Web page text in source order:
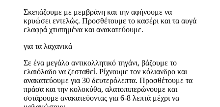
Σκεπάζουμε με μεμβράνη και την αφήνουμε να
κρυώσει εντελώς. Προσθέτουμε το κασέρι και τα αυγά
ελαφρά χτυπημένα και ανακατεύουμε.
για τα λαχανικά
Σε ένα μεγάλο αντικολλητικό τηγάνι, βάζουμε το
ελαιόλαδο να ζεσταθεί. Ρίχνουμε τον κόλιανδρο και
ανακατεύουμε για 30 δευτερόλεπτα. Προσθέτουμε τα
πράσα και την κολοκύθα, αλατοπιπερώνουμε και
σοτάρουμε ανακατεύοντας για 6-8 λεπτά μέχρι να